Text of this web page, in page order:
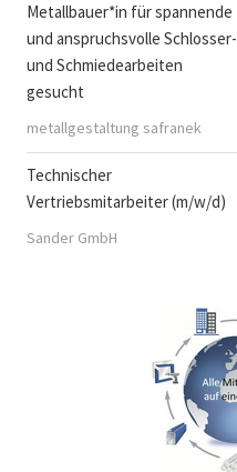
Metallbauer*in für spannende
und anspruchsvolle Schlosser-
und Schmiedearbeiten
gesucht
metallgestaltung safranek
Technischer
Vertriebsmitarbeiter (m/w/d)
Sander GmbH